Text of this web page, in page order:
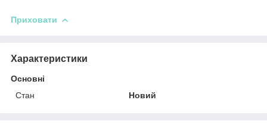
Приховати
Характеристики
Основні
Стан
Новий